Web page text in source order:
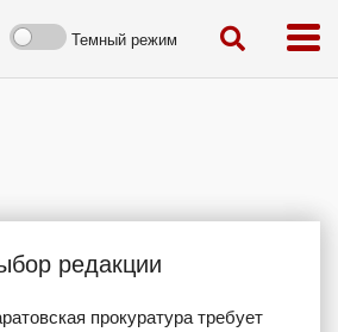
Темный режим
редакции
прокуратура требует